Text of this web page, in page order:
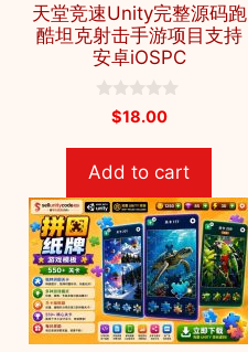
天堂竞速Unity完整源码跑
酷坦克射击手游项目支持
安卓iOSPC
o
5
$18.00
Add to cart